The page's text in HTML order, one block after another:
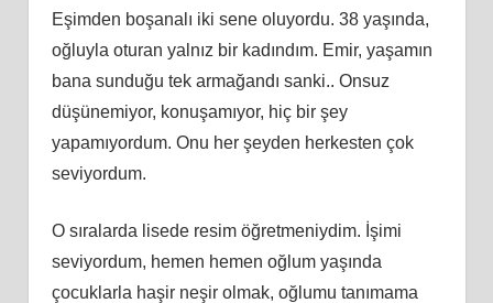
Eşimden boşanalı iki sene oluyordu. 38 yaşında,
oğluyla oturan yalnız bir kadındım. Emir, yaşamın
bana sunduğu tek armağandı sanki.. Onsuz
düşünemiyor, konuşamıyor, hiç bir şey
yapamıyordum. Onu her şeyden herkesten çok
seviyordum.
O sıralarda lisede resim öğretmeniydim. İşimi
seviyordum, hemen hemen oğlum yaşında
çocuklarla haşir neşir olmak, oğlumu tanımama